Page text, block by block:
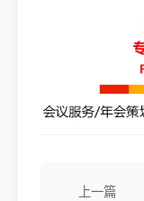
上一篇